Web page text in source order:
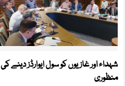
شہداء اور غازیوں کو سول ایوارڈز دینے کی
منظوری